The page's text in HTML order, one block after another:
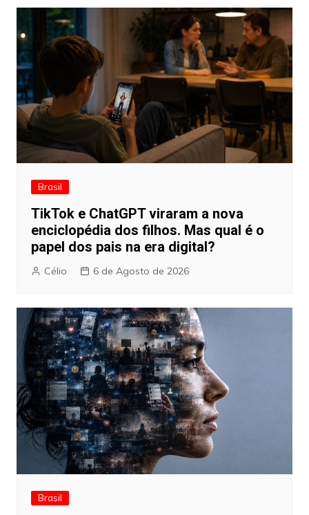
Brasil
TikTok e ChatGPT viraram a nova
enciclopédia dos filhos. Mas qual é o
papel dos pais na era digital?
Célio 6 de Agosto de 2026
Brasil